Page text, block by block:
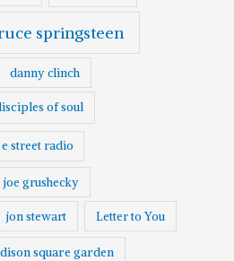
springsteen
danny clinch
of soul
e street radio
joe grushecky
jon stewart Letter to You
square garden